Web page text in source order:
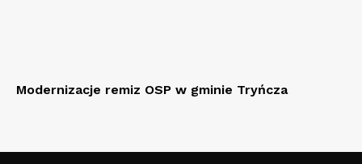
Modernizacje remiz OSP w gminie Tryńcza